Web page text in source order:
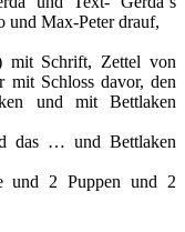
und Max-Peter drauf,
mit Schrift, Zettel von
mit Schloss davor, den
und mit Bettlaken
das … und Bettlaken
und 2 Puppen und 2